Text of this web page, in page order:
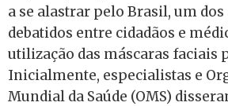
a se alastrar pelo Brasil, um
debatidos entre cidadãos e
utilização das máscaras faciais
Inicialmente, especialistas e
Mundial da Saúde (OMS)